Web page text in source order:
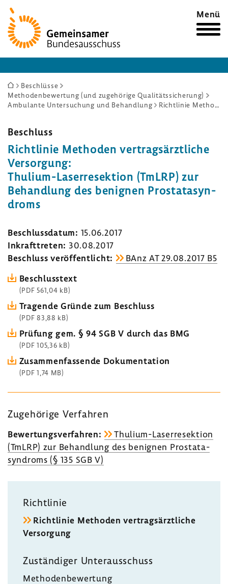
Zur
Startseite
Menü
Sie
sind
Beschlüsse
Methodenbewertung (und zugehörige Qualitätssicherung)
Ambulante Untersuchung und Behandlung
Richtlinie Methoden vertragsärztliche Versorgung: Thulium-Laserresektion (TmLRP) zur Behandlung des benignen Prostatasyndroms
Beschluss
Richt­linie Methoden vertrags­ärzt­liche
Versor­gung:
Thulium-​Laserresektion (TmLRP) zur
Behand­lung des benignen Prosta­ta­syn­
droms
Beschluss­datum: 15.06.2017
Inkraft­treten: 30.08.2017
Beschluss veröf­fent­licht:
BAnz AT 29.08.2017 B5
Beschluss­text
(PDF 561,04 kB)
Tragende Gründe zum Beschluss
(PDF 83,88 kB)
Prüfung gem. § 94 SGB V durch das BMG
(PDF 105,36 kB)
Zusam­men­fas­sende Doku­men­ta­tion
(PDF 1,74 MB)
Zuge­hö­rige Verfahren
Bewer­tungs­ver­fahren:
Thulium-​Laserresektion
(TmLRP) zur Behand­lung des benignen Prosta­ta­
syn­droms (§ 135 SGB V)
Richt­linie
Richt­linie Methoden vertrags­ärzt­liche
Versor­gung
Zustän­diger Unter­aus­schuss
Metho­den­be­wer­tung